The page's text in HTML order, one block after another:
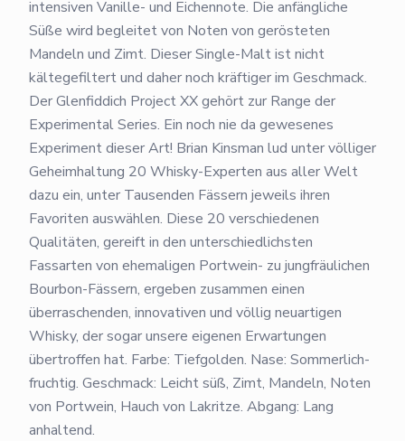
intensiven Vanille- und Eichennote. Die anfängliche
Süße wird begleitet von Noten von gerösteten
Mandeln und Zimt. Dieser Single-Malt ist nicht
kältegefiltert und daher noch kräftiger im Geschmack.
Der Glenfiddich Project XX gehört zur Range der
Experimental Series. Ein noch nie da gewesenes
Experiment dieser Art! Brian Kinsman lud unter völliger
Geheimhaltung 20 Whisky-Experten aus aller Welt
dazu ein, unter Tausenden Fässern jeweils ihren
Favoriten auswählen. Diese 20 verschiedenen
Qualitäten, gereift in den unterschiedlichsten
Fassarten von ehemaligen Portwein- zu jungfräulichen
Bourbon-Fässern, ergeben zusammen einen
überraschenden, innovativen und völlig neuartigen
Whisky, der sogar unsere eigenen Erwartungen
übertroffen hat. Farbe: Tiefgolden. Nase: Sommerlich-
fruchtig. Geschmack: Leicht süß, Zimt, Mandeln, Noten
von Portwein, Hauch von Lakritze. Abgang: Lang
anhaltend.